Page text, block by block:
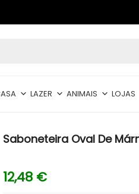
LAZER ANIMAIS LOJAS
Saboneteira Oval De
12,48 €